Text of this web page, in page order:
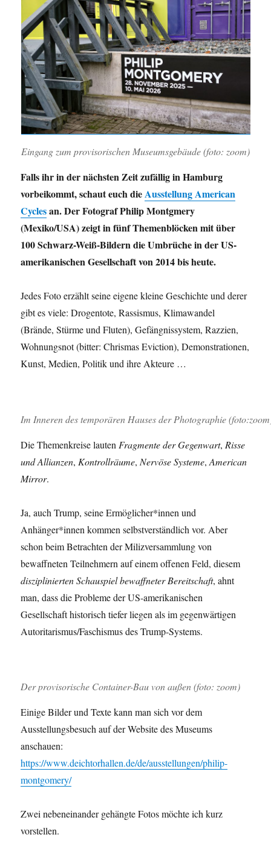
Eingang zum provisorischen Museumsgebäude (foto: zoom)
Falls ihr in der nächsten Zeit zufällig in Hamburg
vorbeikommt, schaut euch dieAusstellung American
Cyclesan. Der Fotograf Philip Montgmery
(Mexiko/USA) zeigt in fünf Themenblöcken mit über
100 Schwarz-Weiß-Bildern die Umbrüche in der US-
amerikanischen Gesellschaft von 2014 bis heute.
Jedes Foto erzählt seine eigene kleine Geschichte und derer
gibt es viele: Drogentote, Rassismus, Klimawandel
(Brände, Stürme und Fluten), Gefängnissystem, Razzien,
Wohnungsnot (bitter: Chrismas Eviction), Demonstrationen,
Kunst, Medien, Politik und ihre Akteure …
Im Inneren des temporären Hauses der Photographie
Die Themenkreise lauten Fragmente der Gegenwart, Risse
und Allianzen, Kontrollräume, Nervöse Systeme,American
Mirror.
Ja, auch Trump, seine Ermöglicher*innen und
Anhänger*innen kommen selbstverständlich vor. Aber
schon beim Betrachten der Milizversammlung von
bewaffneten Teilnehmern auf einem offenen Feld, diesem
disziplinierten Schauspiel bewaffneter Bereitschaft, ahnt
man, dass die Probleme der US-amerikanischen
Gesellschaft historisch tiefer liegen als im gegenwärtigen
Autoritarismus/Faschismus des Trump-Systems.
Der provisorische Container-Bau von außen (foto: zoom)
Einige Bilder und Texte kann man sich vor dem
Ausstellungsbesuch auf der Website des Museums
anschauen:
https://www.deichtorhallen.de/de/ausstellungen/philip-
montgomery/
Zwei nebeneinander gehängte Fotos möchte ich kurz
vorstellen.